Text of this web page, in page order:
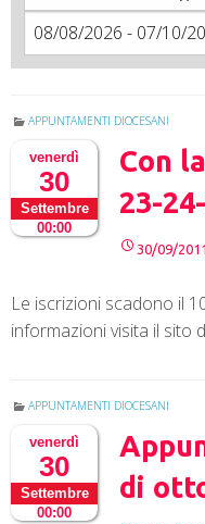
APPUNTAMENTI DIOCESANI
venerdì
30
Settembre
00:00
Con
23-
30/09/
Le iscrizioni scadono il
informazioni visita il sito
APPUNTAMENTI DIOCESANI
venerdì
30
Settembre
00:00
di